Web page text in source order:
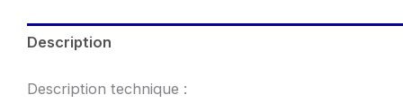
Description
Description technique :